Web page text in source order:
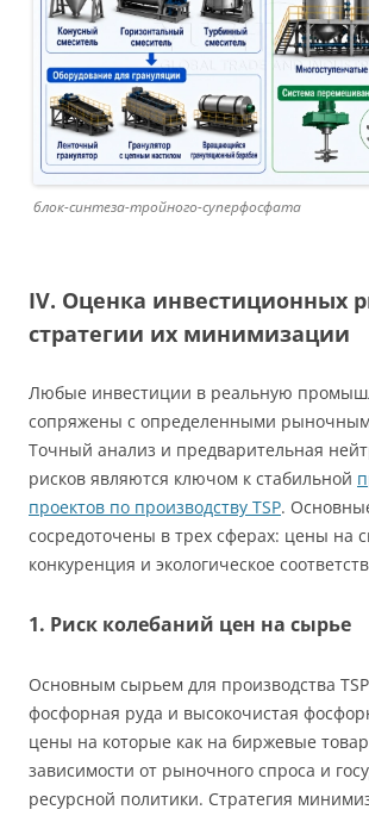
блок-синтеза-тройного-суперфосфата
IV. Оценка инвестиционных
стратегии их минимизации
Любые инвестиции в реальную
сопряжены с определенными
Точный анализ и предварительная
рисков являются ключом к стабильной
проектов по производству TSP.
сосредоточены в трех сферах: цены на
конкуренция и экологическое
1. Риск колебаний цен на сырье
Основным сырьем для производства
фосфорная руда и высокочистая
цены на которые как на биржевые
зависимости от рыночного спроса и
ресурсной политики. Стратегия